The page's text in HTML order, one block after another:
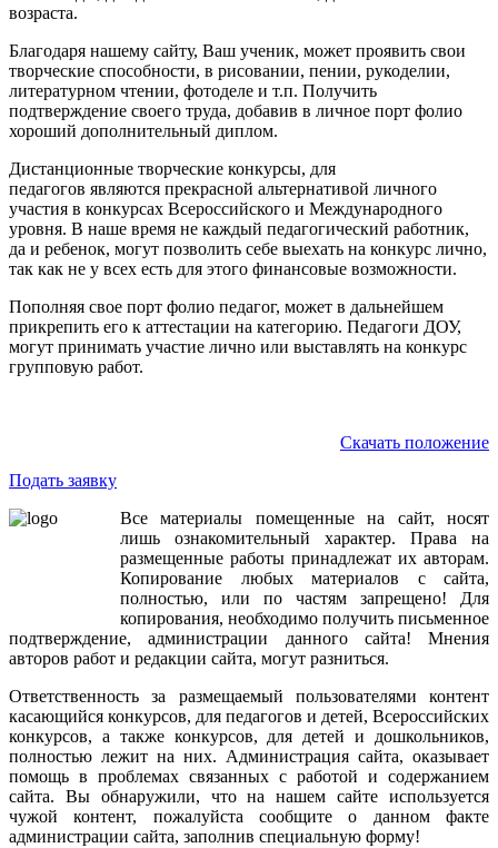
возраста.
Благодаря нашему сайту, Ваш ученик, может проявить свои
творческие способности, в рисовании, пении, рукоделии,
литературном чтении, фотоделе и т.п. Получить
подтверждение своего труда, добавив в личное порт фолио
хороший дополнительный диплом.
Дистанционные творческие конкурсы, для
педагогов являются прекрасной альтернативой личного
участия в конкурсах Всероссийского и Международного
уровня. В наше время не каждый педагогический работник,
да и ребенок, могут позволить себе выехать на конкурс лично,
так как не у всех есть для этого финансовые возможности.
Пополняя свое порт фолио педагог, может в дальнейшем
прикрепить его к аттестации на категорию. Педагоги ДОУ,
могут принимать участие лично или выставлять на конкурс
групповую работ.
Скачать положение
Подать заявку
Все
материалы помещенные на сайт,носят
лишь
ознакомительный характер. Права
на
размещенные работы принадлежат их авторам.
Копирование
любых материалов с сайта,
полностью, или по частям запрещено! Для
копирования, необходимо получить письменное
подтверждение,администрации данного сайта! Мнения
авторов работ и редакции сайта, могут разниться.
Ответственность
за размещаемый пользователями
контент
касающийся конкурсов, для педагогов и детей, Всероссийских
конкурсов, а также конкурсов, для детей и дошкольников,
полностью лежит на них. Администрация сайта, оказывает
помощь в проблемах связанных с работой и содержанием
сайта. Вы обнаружили, что на нашем сайте используется
чужой
контент, пожалуйста сообщите о данном
факте
администрации сайта, заполнив специальную форму!